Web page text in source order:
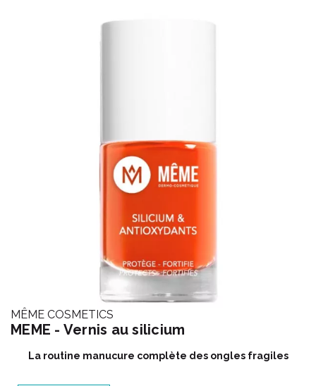
MÊME COSMETICS
MEME - Vernis au silicium
La routine manucure complète des ongles fragiles